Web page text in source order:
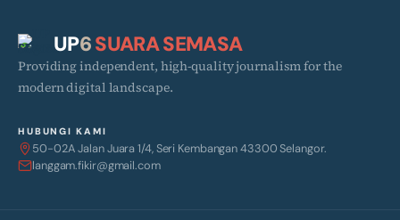
UP6SUARA SEMASA
Providing independent, high-quality journalism for the
modern digital landscape.
HUBUNGI KAMI
50-02A Jalan Juara 1/4, Seri Kembangan 43300 Selangor.
langgam.fikir@gmail.com